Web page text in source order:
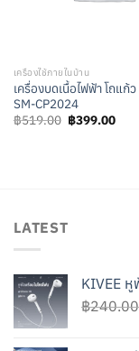
เครื่องใช้ภายในบ้าน
เครื่องบดเนื้อไฟฟ้า โถแก้
SM-CP2024
฿519.00 Original
price
฿399.00
LATEST
KIVEE
฿240.00